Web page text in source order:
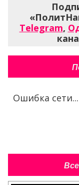
Telegram,
Ошибка сети...